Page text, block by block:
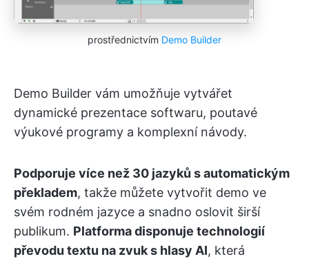
prostřednictvím Demo Builder
Demo Builder vám umožňuje vytvářet
dynamické prezentace softwaru, poutavé
výukové programy a komplexní návody.
Podporuje více než 30 jazyků s automatickým
překladem, takže můžete vytvořit demo ve
svém rodném jazyce a snadno oslovit širší
publikum. Platforma disponuje technologií
převodu textu na zvuk s hlasy AI, která